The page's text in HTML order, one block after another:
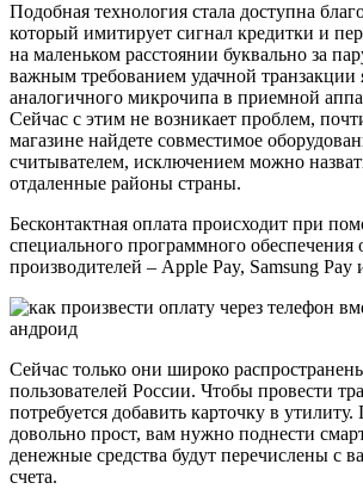
Подобная технология стала доступна
который имитирует сигнал кредитки и
на маленьком расстоянии буквально за
важным требованием удачной транзакции
аналогичного микрочипа в приемной
Сейчас с этим не возникает проблем,
магазине найдете совместимое
считывателем, исключением можно
отдаленные районы страны.
Бесконтактная оплата происходит при
специального программного обеспечения
производителей – Apple Pay, Samsung Pay
Сейчас только они широко
пользователей России. Чтобы провести
потребуется добавить карточку в
довольно прост, вам нужно поднести
денежные средства будут перечислены с
счета.